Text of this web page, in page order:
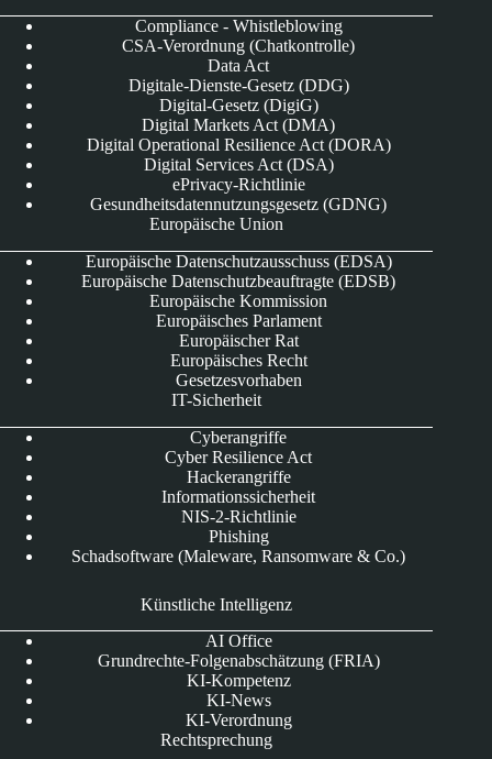
Compliance - Whistleblowing
CSA-Verordnung (Chatkontrolle)
Data Act
Digitale-Dienste-Gesetz (DDG)
Digital-Gesetz (DigiG)
Digital Markets Act (DMA)
Digital Operational Resilience Act (DORA)
Digital Services Act (DSA)
ePrivacy-Richtlinie
Gesundheitsdatennutzungsgesetz (GDNG)
Europäische Union
Europäische Datenschutzausschuss (EDSA)
Europäische Datenschutzbeauftragte (EDSB)
Europäische Kommission
Europäisches Parlament
Europäischer Rat
Europäisches Recht
Gesetzesvorhaben
IT-Sicherheit
Cyberangriffe
Cyber Resilience Act
Hackerangriffe
Informationssicherheit
NIS-2-Richtlinie
Phishing
Schadsoftware (Maleware, Ransomware & Co.)
Künstliche Intelligenz
AI Office
Grundrechte-Folgenabschätzung (FRIA)
KI-Kompetenz
KI-News
KI-Verordnung
Rechtsprechung